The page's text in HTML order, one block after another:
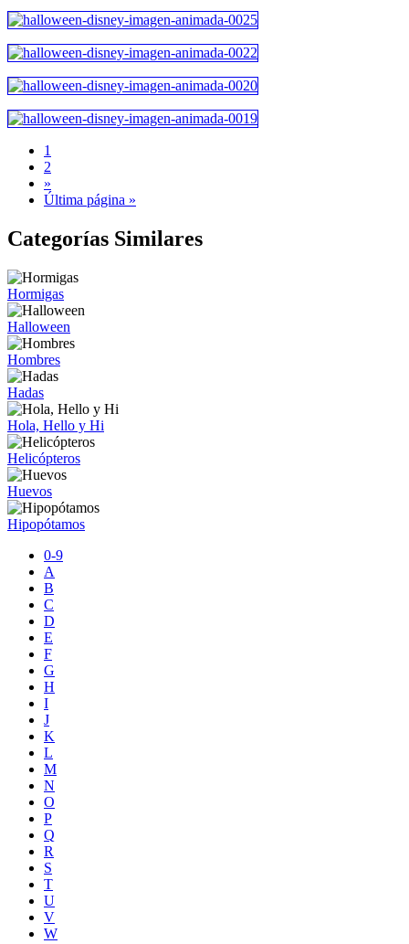
1
2
»
Última página »
Categorías Similares
Hormigas
Halloween
Hombres
Hadas
Hola, Hello y Hi
Helicópteros
Huevos
Hipopótamos
0-9
A
B
C
D
E
F
G
H
I
J
K
L
M
N
O
P
Q
R
S
T
U
V
W